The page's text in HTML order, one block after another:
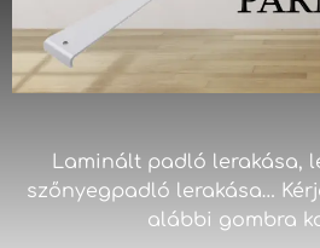
Laminált padló lerakása,
szőnyegpadló lerakása…
alábbi gombra